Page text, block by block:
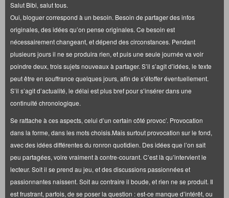
Salut Bibi, salut tous.
Oui, bloguer correspond à un besoin. Besoin de partager des infos
originales, des idées qu’on pense originales. Ce besoin est
nécessairement changeant, et dépend des circonstances. Pendant
plusieurs jours il ne se produira rien, et puis une seule journée va voir
poindre deux, trois sujets nouveaux à partager. S’il s’agit d’idées, le texte
peut être en souffrance quelques jours, afin de s’étoffer éventuellement.
S’il s’agit d’actualité, le délai est plus bref pour s’insérer dans une
continuité chronologique.
Se rattache à ces aspects, celui d’un certain côté provoc’. Provocation
dans la forme, dans les mots choisis.Mais surtout provocation sur le fond,
avec des idées différentes du ronron quotidien. Des idées que l’on sait
peu partagées, voire vraiment à contre-courant. C’est là qu’intervient le
lecteur. Soit il se prend au jeu, et des discussions passionnées et
passionnantes naissent. Soit au contraire il boude, et rien ne se produit. Il
est frustrant, parfois, de se poser la question : est-ce manque d’intérêt, ou